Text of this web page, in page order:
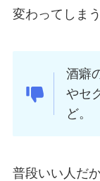
変わってしま
酒癖
やセ
ど。
普段いい人だ